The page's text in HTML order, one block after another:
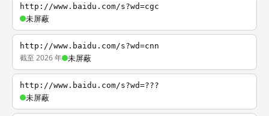
http://www.baidu.com/s?wd=cgc
未屏蔽
http://www.baidu.com/s?wd=cnn
截至 2026 年 未屏蔽
http://www.baidu.com/s?wd=???
未屏蔽